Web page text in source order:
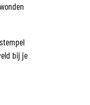
bij je